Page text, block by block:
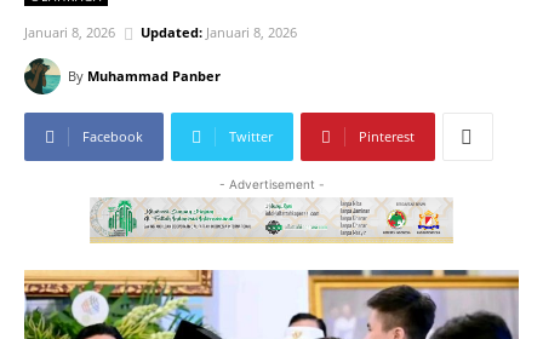
Januari 8, 2026 Updated: Januari 8, 2026
By Muhammad Panber
Facebook Twitter Pinterest
- Advertisement -